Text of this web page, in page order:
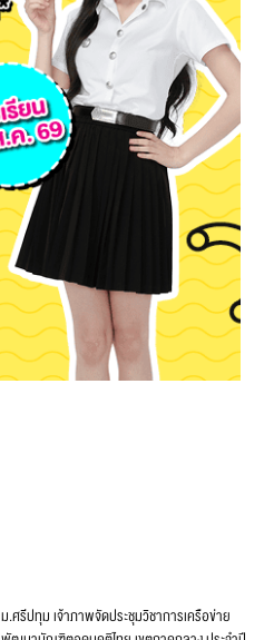
ม.ศรีปทุม เจ้าภาพจัดประชุมวิชาการเครือข่าย